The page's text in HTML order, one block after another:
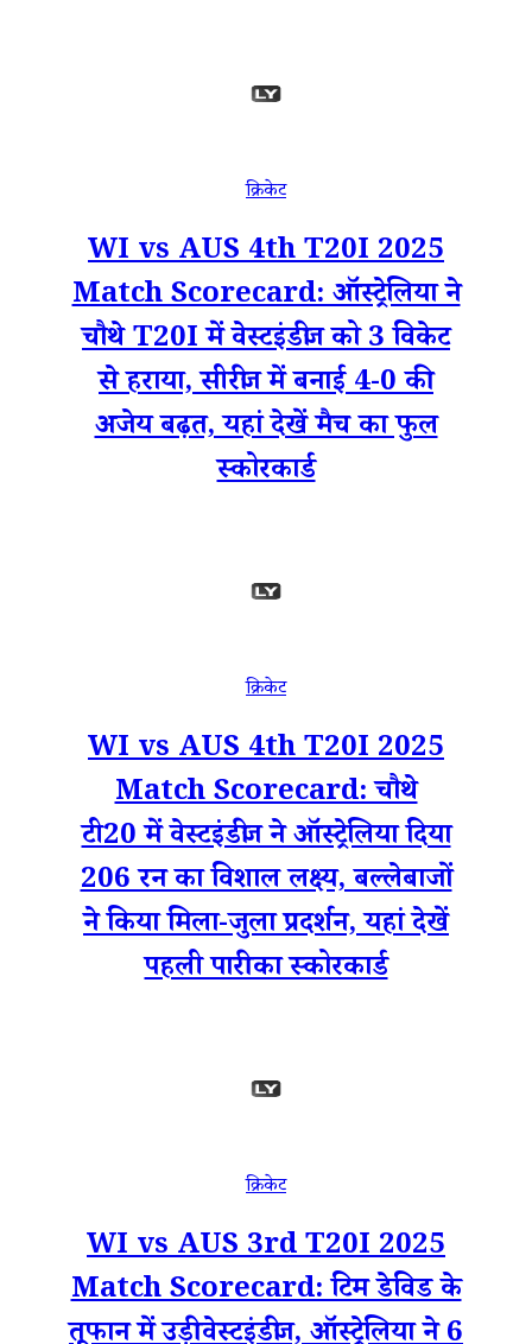
क्रिकेट
WI vs AUS 4th T20I 2025
Match Scorecard: ऑस्ट्रेलिया ने
चौथे T20I में वेस्टइंडीज को 3 विकेट
से हराया, सीरीज में बनाई 4-0 की
अजेय बढ़त, यहां देखें मैच का फुल
स्कोरकार्ड
क्रिकेट
WI vs AUS 4th T20I 2025
Match Scorecard: चौथे
टी20 में वेस्टइंडीज ने ऑस्ट्रेलिया दिया
206 रन का विशाल लक्ष्य, बल्लेबाजों
ने किया मिला-जुला प्रदर्शन, यहां देखें
पहली पारी का स्कोरकार्ड
क्रिकेट
WI vs AUS 3rd T20I 2025
Match Scorecard: टिम डेविड के